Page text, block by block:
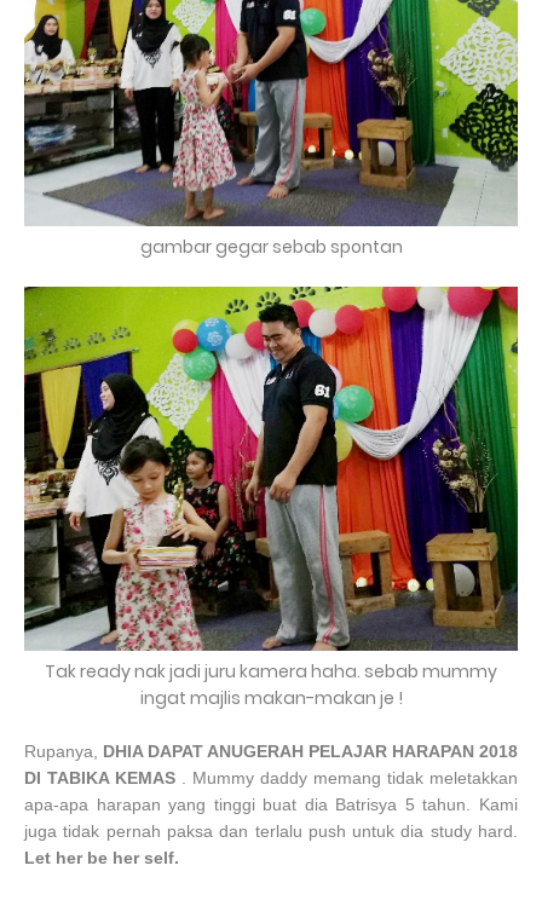
gambar gegar sebab spontan
Tak ready nak jadi juru kamera haha. sebab mummy
ingat majlis makan-makan je !
Rupanya, DHIA DAPAT ANUGERAH PELAJAR HARAPAN 2018
DI TABIKA KEMAS . Mummy daddy memang tidak meletakkan
apa-apa harapan yang tinggi buat dia Batrisya 5 tahun. Kami
juga tidak pernah paksa dan terlalu push untuk dia study hard.
Let her be her self.